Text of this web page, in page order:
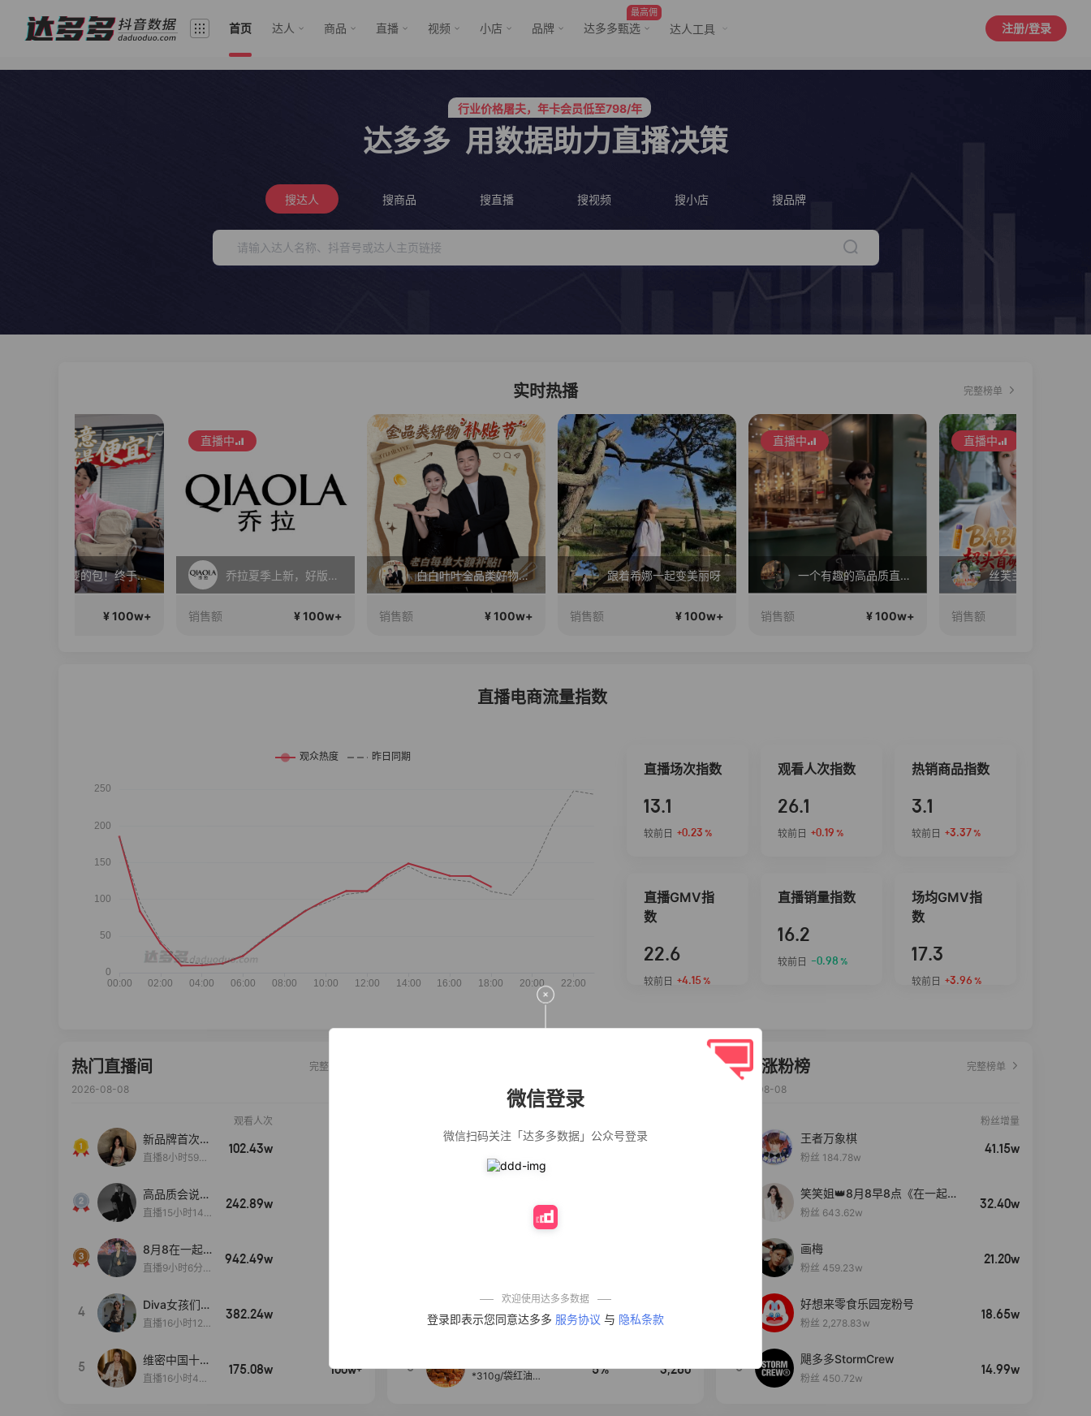
首页 达人 商品 直播 视频 小店 品牌
最高佣
达多多甄选 达人工具 注册/登录
微信登录
微信扫码关注「达多多数据」公众号登录
欢迎使用达多多数据
登录即表示您同意达多多 服务协议 与 隐私条款
行业价格屠夫，年卡会员低至798/年
服务三只羊、董先生等行业头部客户
达多多 用数据助力直播决策
搜达人 搜商品 搜直播 搜视频 搜小店 搜品牌
实时热播 完整榜单
直播中
乔拉夏季上新，好版型更显瘦
销售额 ¥ 100w+
白白叶叶全品类好物补贴节~
销售额 ¥ 100w+
跟着希娜一起变美丽呀
销售额 ¥ 100w+
直播中
一个有趣的高品质直播间~
销售额 ¥ 100w+
丝芙兰入驻大牌BABI！竟然打到这个价？？
销售额 ¥ 100w+
直播电商流量指数
直播场次指数
13.1
较前日 +0.23 %
观看人次指数
26.1
较前日 +0.19 %
热销商品指数
3.1
较前日 +3.37%
直播GMV指
数
22.6
较前日 +4.15 %
直播销量指数
16.2
较前日 -0.98 %
场均GMV指
数
17.3
较前日 +3.96 %
热门直播间
完整榜单
2026-08-08
观看人次
新品牌首次大
上新
直播8小时59分
102.43w
高品质会说
话….
直播15小时14
242.89w
8月8在一起
生日献礼盛典
直播9小时6分1
942.49w
4
Diva女孩们集
合啦~意大利
直播16小时12
382.24w
5
维密中国十周
年 与你如此
直播16小时48
175.08w 100w+
公仔牌顽渍净洗
污渍除菌除螨3倍
净厨房油烟机去
重油污去油王污
免煮开袋即食劲
【爆款推荐】力
士依兰香沐浴露
12% 3,530
5
*310g/袋红油麻
5% 3,260
达人涨粉榜
完整榜单
2026-08-08
粉丝增量
王者万象棋
粉丝 184.78w
41.15w
笑笑姐👑8月8早8点《在一起》
生日盛典
粉丝 643.62w
32.40w
画梅
粉丝 459.23w
21.20w
好想来零食乐园宠粉号
粉丝 2,278.83w
18.65w
5
飓多多StormCrew
粉丝 450.72w
14.99w